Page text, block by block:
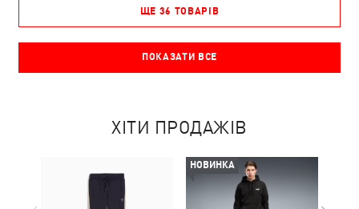
ЩЕ 36 ТОВАРІВ
ПОКАЗАТИ ВСЕ
ХІТИ ПРОДАЖІВ
НОВИНКА